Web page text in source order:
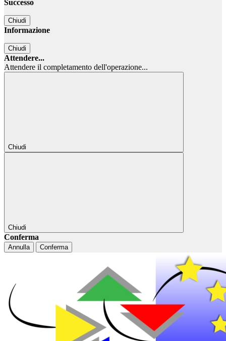
Successo
Chiudi
Informazione
Chiudi
Attendere...
Attendere il completamento dell'operazione...
Chiudi
Chiudi
Conferma
Annulla Conferma